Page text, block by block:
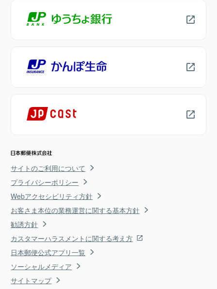
サイトのご利用について
プライバシーポリシー
Webアクセシビリティ方針
お客さま本位の業務運営に関する基本方針
勧誘方針
カスタマーハラスメントに関する考え方
日本郵便公式アプリ一覧
ソーシャルメディア
サイトマップ